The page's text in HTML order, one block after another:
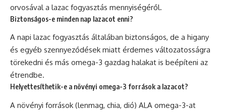
orvosával a lazac fogyasztás mennyiségéről.
Biztonságos-e minden nap lazacot enni?
A napi lazac fogyasztás általában biztonságos, de a higany
és egyéb szennyeződések miatt érdemes változatosságra
törekedni és más omega-3 gazdag halakat is beépíteni az
étrendbe.
Helyettesíthetik-e a növényi omega-3 források a lazacot?
A növényi források (lenmag, chia, dió) ALA omega-3-at